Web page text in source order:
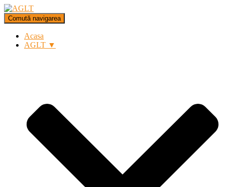
Comută navigarea
Acasa
AGLT ▼